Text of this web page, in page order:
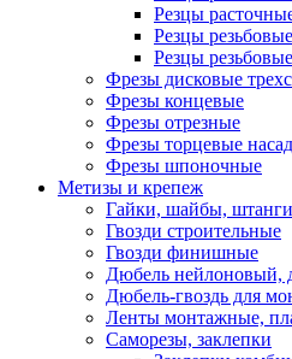
Резцы
Резцы
Резцы
Фрезы дисковые
Фрезы концевые
Фрезы отрезные
Фрезы торцевые
Фрезы шпоночные
Метизы и крепеж
Гайки, шайбы, штанги
Гвозди строительные
Гвозди финишные
Дюбель нейлоновый,
Дюбель-гвоздь для
Ленты монтажные,
Саморезы, заклепки